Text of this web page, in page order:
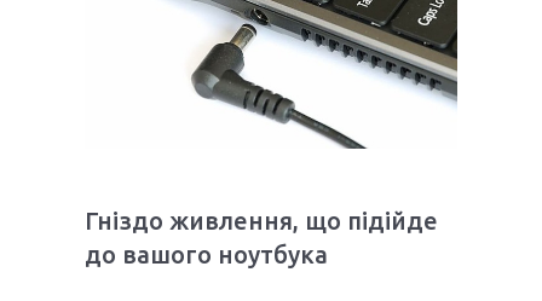
Гніздо живлення, що підійде
до вашого ноутбука